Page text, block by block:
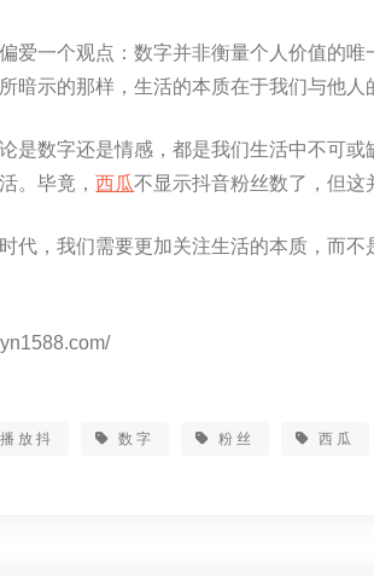
爱一个观点：数字并非衡量个人价值的
暗示的那样，生活的本质在于我们与他人
是数字还是情感，都是我们生活中不可
。毕竟，西瓜不显示抖音粉丝数了，但这
代，我们需要更加关注生活的本质，而
放抖 数字 粉丝 西瓜